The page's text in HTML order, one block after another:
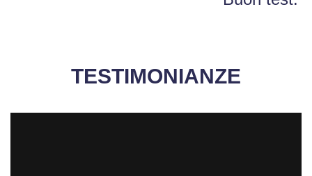
TESTIMONIANZE